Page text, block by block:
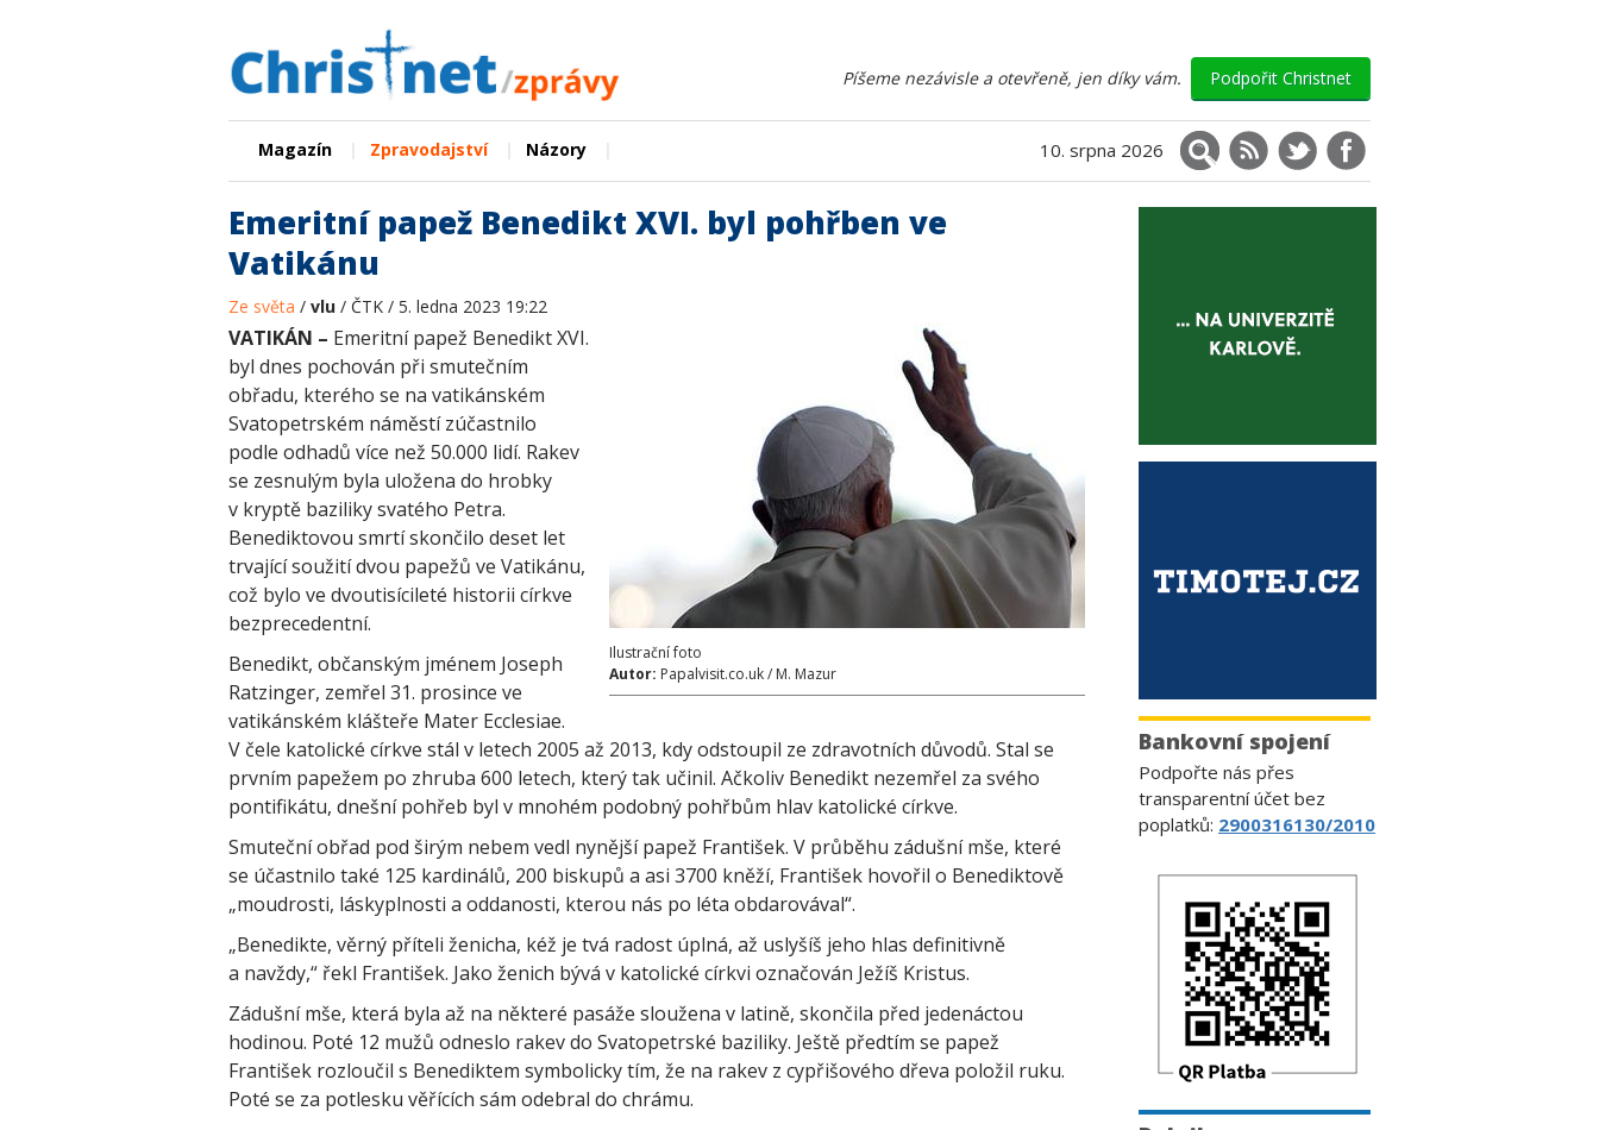
Píšeme nezávisle a otevřeně, jen díky vám. Podpořit Christnet
Magazín Zpravodajství Názory 10. srpna 2026 Vyhledávání
RSS X (Twitter)
Facebook
Emeritní papež Benedikt XVI. byl pohřben ve
Vatikánu
Ze světa / vlu / ČTK / 5. ledna 2023 19:22
Ilustrační foto
Autor: Papalvisit.co.uk / M. Mazur
VATIKÁN – Emeritní papež Benedikt XVI.
byl dnes pochován při smutečním
obřadu, kterého se na vatikánském
Svatopetrském náměstí zúčastnilo
podle odhadů více než 50.000 lidí. Rakev
se zesnulým byla uložena do hrobky
v kryptě baziliky svatého Petra.
Benediktovou smrtí skončilo deset let
trvající soužití dvou papežů ve Vatikánu,
což bylo ve dvoutisícileté historii církve
bezprecedentní.
Benedikt, občanským jménem Joseph
Ratzinger, zemřel 31. prosince ve
vatikánském klášteře Mater Ecclesiae.
V čele katolické církve stál v letech 2005 až 2013, kdy odstoupil ze zdravotních důvodů. Stal se
prvním papežem po zhruba 600 letech, který tak učinil. Ačkoliv Benedikt nezemřel za svého
pontifikátu, dnešní pohřeb byl v mnohém podobný pohřbům hlav katolické církve.
Smuteční obřad pod širým nebem vedl nynější papež František. V průběhu zádušní mše, které
se účastnilo také 125 kardinálů, 200 biskupů a asi 3700 kněží, František hovořil o Benediktově
„moudrosti, láskyplnosti a oddanosti, kterou nás po léta obdarovával“.
„Benedikte, věrný příteli ženicha, kéž je tvá radost úplná, až uslyšíš jeho hlas definitivně
a navždy,“ řekl František. Jako ženich bývá v katolické církvi označován Ježíš Kristus.
Zádušní mše, která byla až na některé pasáže sloužena v latině, skončila před jedenáctou
hodinou. Poté 12 mužů odneslo rakev do Svatopetrské baziliky. Ještě předtím se papež
František rozloučil s Benediktem symbolicky tím, že na rakev z cypřišového dřeva položil ruku.
Poté se za potlesku věřících sám odebral do chrámu.
Bankovní spojení
Podpořte nás přes
transparentní účet bez
poplatků: 2900316130/2010